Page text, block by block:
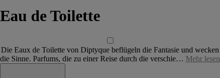
Eau de Toilette
Die Eaux de Toilette von Diptyque beflügeln die Fantasie und wecken
die Sinne. Parfums, die zu einer Reise durch die verschie… Mehr lesen